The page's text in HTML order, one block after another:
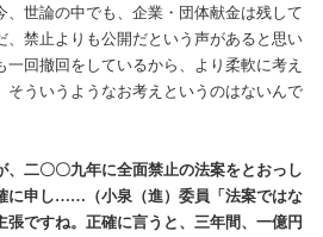
、世論の中でも、企業・団体献金は残して
、禁止よりも公開だという声があると思い
一回撤回をしているから、より柔軟に考え
そういうようなお考えというのはないんで
、二〇〇九年に全面禁止の法案をとおっし
に申し……（小泉（進）委員「法案ではな
張ですね。正確に言うと、三年間、一億円